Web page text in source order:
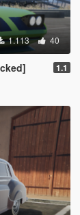
1.113 40
1.1